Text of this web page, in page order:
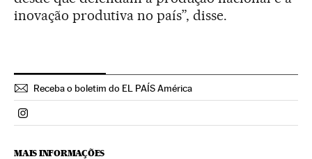
inovação produtiva no país”, disse.
Receba o boletim do EL PAÍS América
Politica El País Brasil en Instagram
MAIS INFORMAÇÕES